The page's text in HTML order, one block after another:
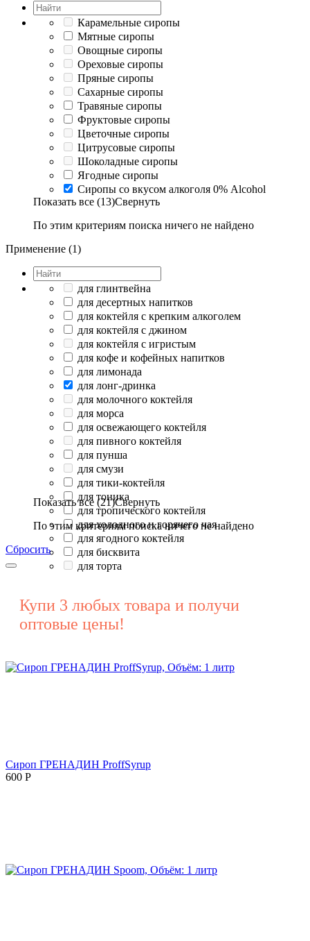
Карамельные сиропы
Мятные сиропы
Овощные сиропы
Ореховые сиропы
Пряные сиропы
Сахарные сиропы
Травяные сиропы
Фруктовые сиропы
Цветочные сиропы
Цитрусовые сиропы
Шоколадные сиропы
Ягодные сиропы
Сиропы со вкусом алкоголя 0% Alcohol
Показать все (13)Свернуть
По этим критериям поиска ничего не найдено
Применение (1)
для глинтвейна
для десертных напитков
для коктейля с крепким алкоголем
для коктейля с джином
для коктейля с игристым
для кофе и кофейных напитков
для лимонада
для лонг-дринка
для молочного коктейля
для морса
для освежающего коктейля
для пивного коктейля
для пунша
для смузи
для тики-коктейля
для тоника
для тропического коктейля
для холодного и горячего чая
для ягодного коктейля
для бисквита
для торта
Показать все (21)Свернуть
По этим критериям поиска ничего не найдено
Сбросить
Купи 3 любых товара и получи
оптовые цены!
Сироп ГРЕНАДИН ProffSyrup
600 Р